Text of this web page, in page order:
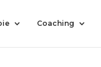
Coaching